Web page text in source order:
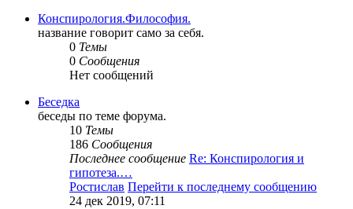
Конспирология.Философия.
название говорит само за себя.
0 Темы
0 Сообщения
Нет сообщений
Беседка
беседы по теме форума.
10 Темы
186 Сообщения
Последнее сообщение Re: Конспирология и
гипотеза.…
Ростислав Перейти к последнему сообщению
24 дек 2019, 07:11